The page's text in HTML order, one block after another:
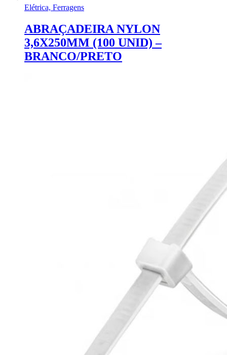
Elétrica, Ferragens
ABRAÇADEIRA NYLON
3,6X250MM (100 UNID) –
BRANCO/PRETO